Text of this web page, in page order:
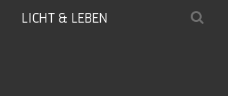
LICHT & LEBEN